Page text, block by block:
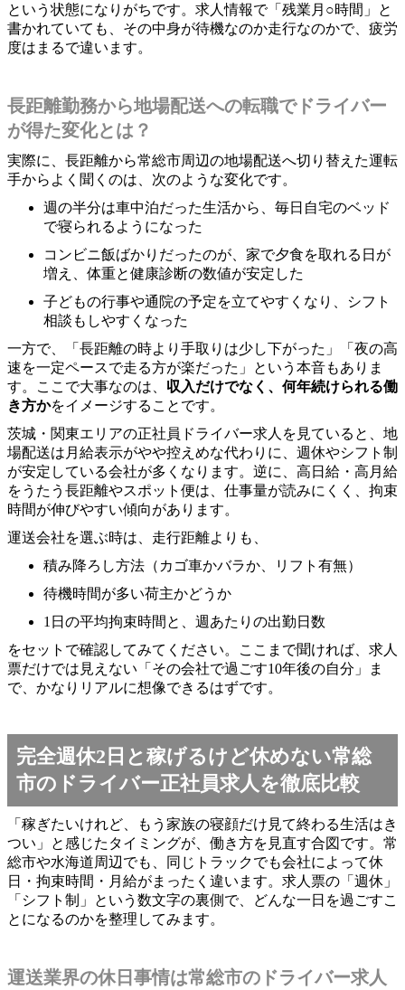
という状態になりがちです。求人情報で「残業月○時間」と
書かれていても、その中身が待機なのか走行なのかで、疲労
度はまるで違います。
長距離勤務から地場配送への転職でドライバー
が得た変化とは？
実際に、長距離から常総市周辺の地場配送へ切り替えた運転
手からよく聞くのは、次のような変化です。
週の半分は車中泊だった生活から、毎日自宅のベッド
で寝られるようになった
コンビニ飯ばかりだったのが、家で夕食を取れる日が
増え、体重と健康診断の数値が安定した
子どもの行事や通院の予定を立てやすくなり、シフト
相談もしやすくなった
一方で、「長距離の時より手取りは少し下がった」「夜の高
速を一定ペースで走る方が楽だった」という本音もありま
す。ここで大事なのは、 収入だけでなく、何年続けられる働
き方かをイメージすることです。
茨城・関東エリアの正社員ドライバー求人を見ていると、地
場配送は月給表示がやや控えめな代わりに、週休やシフト制
が安定している会社が多くなります。逆に、高日給・高月給
をうたう長距離やスポット便は、仕事量が読みにくく、拘束
時間が伸びやすい傾向があります。
運送会社を選ぶ時は、走行距離よりも、
積み降ろし方法（カゴ車かバラか、リフト有無）
待機時間が多い荷主かどうか
1日の平均拘束時間と、週あたりの出勤日数
をセットで確認してみてください。ここまで聞ければ、求人
票だけでは見えない「その会社で過ごす10年後の自分」ま
で、かなりリアルに想像できるはずです。
完全週休2日と稼げるけど休めない常総
市のドライバー正社員求人を徹底比較
「稼ぎたいけれど、もう家族の寝顔だけ見て終わる生活はき
つい」と感じたタイミングが、働き方を見直す合図です。常
総市や水海道周辺でも、同じトラックでも会社によって休
日・拘束時間・月給がまったく違います。求人票の「週休」
「シフト制」という数文字の裏側で、どんな一日を過ごすこ
とになるのかを整理してみます。
運送業界の休日事情は常総市のドライバー求人